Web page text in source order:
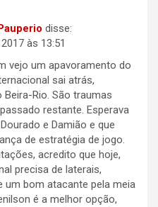
disse:
às 13:51
vejo um apavoramento do
sai atrás,
Beira-Rio. São traumas
restante. Esperava
e Damião e que
de estratégia de jogo.
acredito que hoje,
precisa de laterais,
um bom atacante pela meia
é a melhor opção,